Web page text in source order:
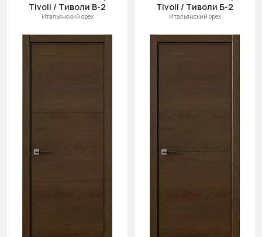
Tivoli / Тиволи В-2
Итальянский орех
Tivoli / Тиволи Б-2
Итальянский орех